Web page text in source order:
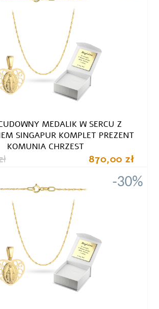
MEDALIK W SERCU Z
SINGAPUR KOMPLET PREZENT
KOMUNIA CHRZEST
870,00 zł
-30%